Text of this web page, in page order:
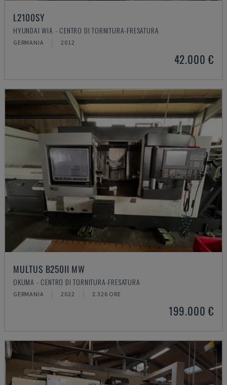
L2100SY
HYUNDAI WIA - CENTRO DI TORNITURA-FRESATURA
GERMANIA 2012
42.000 €
MULTUS B250II MW
OKUMA - CENTRO DI TORNITURA-FRESATURA
GERMANIA 2022 2.326 ORE
199.000 €